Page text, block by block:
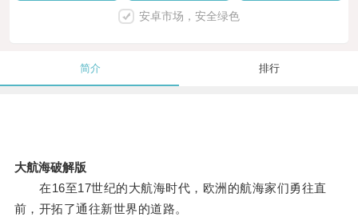
安卓市场，安全绿色
简介 排行
大航海破解版
在16至17世纪的大航海时代，欧洲的航海家们勇往直
前，开拓了通往新世界的道路。